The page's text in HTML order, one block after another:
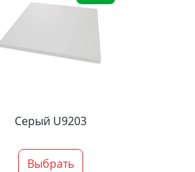
Серый U9203
Выбрать